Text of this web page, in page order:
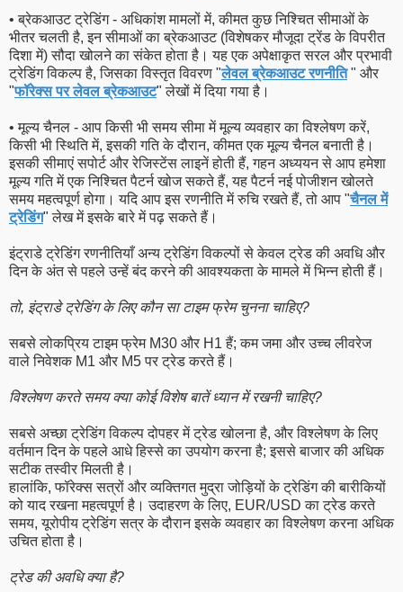
• ब्रेकआउट ट्रेडिंग - अधिकांश मामलों में, कीमत कुछ निश्चित सीमाओं के
भीतर चलती है, इन सीमाओं का ब्रेकआउट (विशेषकर मौजूदा ट्रेंड के विपरीत
दिशा में) सौदा खोलने का संकेत होता है। यह एक अपेक्षाकृत सरल और प्रभावी
ट्रेडिंग विकल्प है, जिसका विस्तृत विवरण "लेवल ब्रेकआउट रणनीति" और
"फॉरेक्स पर लेवल ब्रेकआउट" लेखों में दिया गया है।
• मूल्य चैनल - आप किसी भी समय सीमा में मूल्य व्यवहार का विश्लेषण करें,
किसी भी स्थिति में, इसकी गति के दौरान, कीमत एक मूल्य चैनल बनाती है।
इसकी सीमाएं सपोर्ट और रेजिस्टेंस लाइनें होती हैं, गहन अध्ययन से आप हमेशा
मूल्य गति में एक निश्चित पैटर्न खोज सकते हैं, यह पैटर्न नई पोजीशन खोलते
समय महत्वपूर्ण होगा। यदि आप इस रणनीति में रुचि रखते हैं, तो आप "चैनल में
ट्रेडिंग" लेख में इसके बारे में पढ़ सकते हैं।
इंट्राडे ट्रेडिंग रणनीतियाँ अन्य ट्रेडिंग विकल्पों से केवल ट्रेड की अवधि और
दिन के अंत से पहले उन्हें बंद करने की आवश्यकता के मामले में भिन्न होती हैं।
तो, इंट्राडे ट्रेडिंग के लिए कौन सा टाइम फ्रेम चुनना चाहिए?
सबसे लोकप्रिय टाइम फ्रेम M30 और H1 हैं; कम जमा और उच्च लीवरेज
वाले निवेशक M1 और M5 पर ट्रेड करते हैं।
विश्लेषण करते समय क्या कोई विशेष बातें ध्यान में रखनी चाहिए?
सबसे अच्छा ट्रेडिंग विकल्प दोपहर में ट्रेड खोलना है, और विश्लेषण के लिए
वर्तमान दिन के पहले आधे हिस्से का उपयोग करना है; इससे बाजार की अधिक
सटीक तस्वीर मिलती है।
हालांकि, फॉरेक्स सत्रों और व्यक्तिगत मुद्रा जोड़ियों के ट्रेडिंग की बारीकियों
को याद रखना महत्वपूर्ण है। उदाहरण के लिए, EUR/USD का ट्रेड करते
समय, यूरोपीय ट्रेडिंग सत्र के दौरान इसके व्यवहार का विश्लेषण करना अधिक
उचित होता है।
ट्रेड की अवधि क्या है?